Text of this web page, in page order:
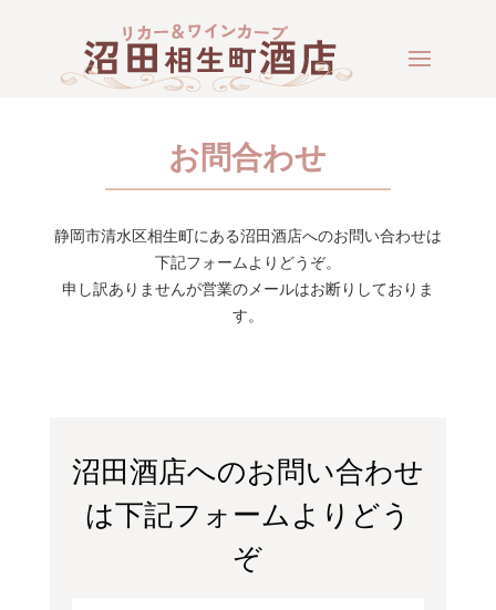
お問合わせ
静岡市清水区相生町にある沼田酒店へのお問い合わせは
下記フォームよりどうぞ。
申し訳ありませんが営業のメールはお断りしておりま
す。
沼田酒店へのお問い合わせ
は下記フォームよりどう
ぞ